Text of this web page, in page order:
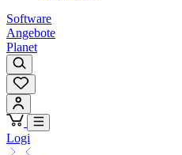
Software
Angebote
Planet
Logi